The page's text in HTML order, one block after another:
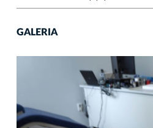
GALERIA